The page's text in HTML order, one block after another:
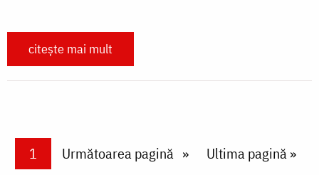
citește mai mult
PaginareCurrent page
1 Next page
Următoarea pagină Last page
Ultima pagină »